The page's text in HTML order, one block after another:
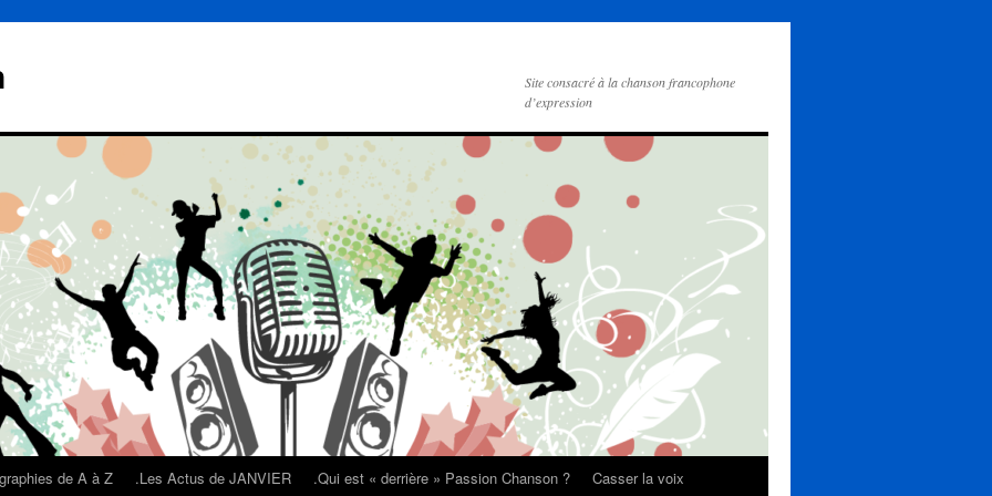
Site consacré à la chanson francophone
d’expression
de A à Z .Les Actus de JANVIER .Qui est « derrière » Passion Chanson ?
Casser la voix